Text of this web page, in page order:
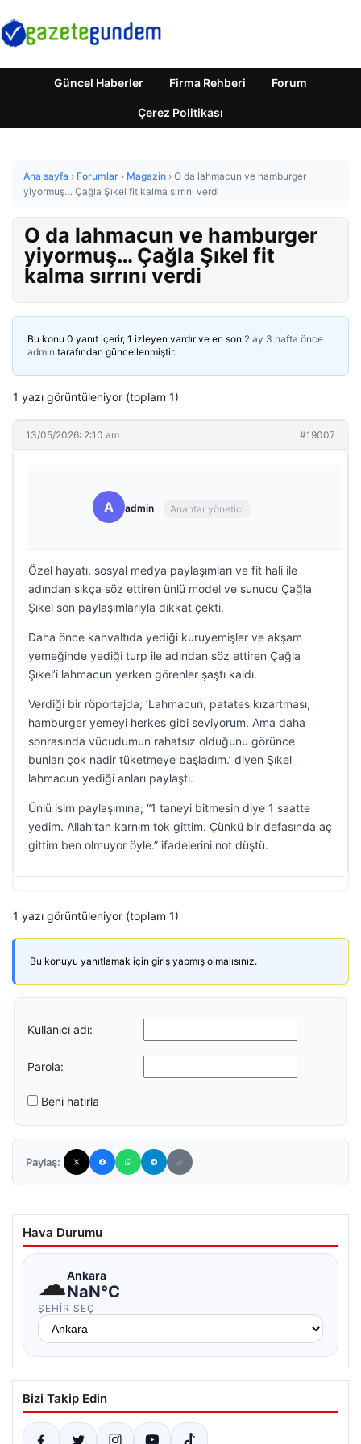
Güncel Haberler Firma Rehberi Forum
Çerez Politikası
Ana sayfa › Forumlar › Magazin › O da lahmacun ve hamburger
yiyormuş… Çağla Şıkel fit kalma sırrını verdi
O da lahmacun ve hamburger
yiyormuş… Çağla Şıkel fit
kalma sırrını verdi
Bu konu 0 yanıt içerir, 1 izleyen vardır ve en son 2 ay 3 hafta önce
admin tarafından güncellenmiştir.
1 yazı görüntüleniyor (toplam 1)
13/05/2026: 2:10 am #19007
A admin Anahtar yönetici
Özel hayatı, sosyal medya paylaşımları ve fit hali ile
adından sıkça söz ettiren ünlü model ve sunucu Çağla
Şıkel son paylaşımlarıyla dikkat çekti.
Daha önce kahvaltıda yediği kuruyemişler ve akşam
yemeğinde yediği turp ile adından söz ettiren Çağla
Şıkel’i lahmacun yerken görenler şaştı kaldı.
Verdiği bir röportajda; ‘Lahmacun, patates kızartması,
hamburger yemeyi herkes gibi seviyorum. Ama daha
sonrasında vücudumun rahatsız olduğunu görünce
bunları çok nadir tüketmeye başladım.’ diyen Şıkel
lahmacun yediği anları paylaştı.
Ünlü isim paylaşımına; “1 taneyi bitmesin diye 1 saatte
yedim. Allah’tan karnım tok gittim. Çünkü bir defasında aç
gittim ben olmuyor öyle.” ifadelerini not düştü.
1 yazı görüntüleniyor (toplam 1)
Bu konuyu yanıtlamak için giriş yapmış olmalısınız.
Kullanıcı adı:
Parola:
Beni hatırla
Paylaş:
Hava Durumu
☁Ankara
NaN°C
ŞEHIR SEÇ
Bizi Takip Edin